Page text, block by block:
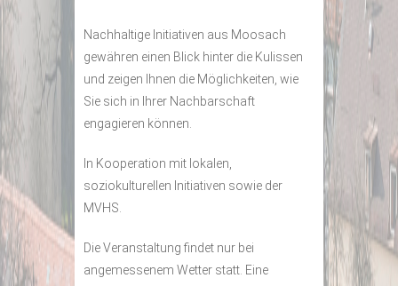
Nachhaltige Initiativen aus Moosach
gewähren einen Blick hinter die Kulissen
und zeigen Ihnen die Möglichkeiten, wie
Sie sich in Ihrer Nachbarschaft
engagieren können.
In Kooperation mit lokalen,
soziokulturellen Initiativen sowie der
MVHS.
Die Veranstaltung findet nur bei
angemessenem Wetter statt. Eine